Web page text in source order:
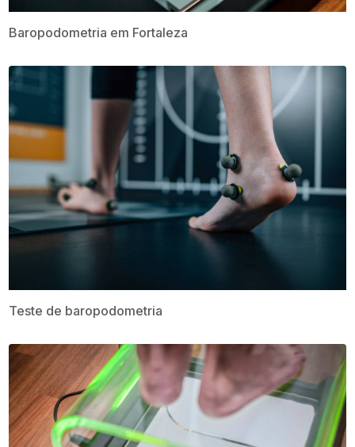
Baropodometria em Fortaleza
Teste de baropodometria